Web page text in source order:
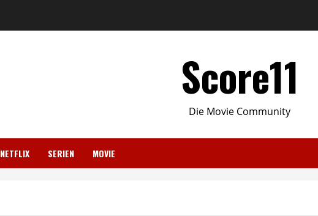
Score11
Die Movie Community
NETFLIX SERIEN MOVIE